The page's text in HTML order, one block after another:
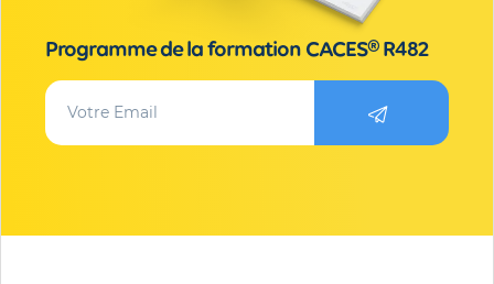
Programme de la formation CACES® R482